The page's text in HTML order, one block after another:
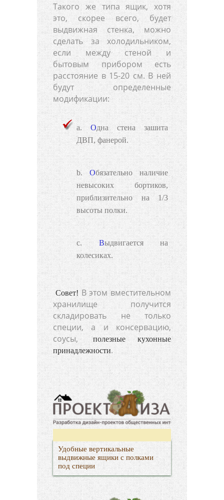
Такого же типа ящик, хотя
это, скорее всего, будет
выдвижная стенка, можно
сделать за холодильником,
если между стеной и
бытовым прибором есть
расстояние в 15-20 см. В ней
будут определенные
модификации:
Одна стена зашита
ДВП, фанерой.
Обязательно наличие
невысоких бортиков,
приблизительно на 1/3
высоты полки.
Выдвигается на
колесиках.
Совет! В этом вместительном
хранилище получится
складировать не только
специи, а и консервацию,
соусы, полезные кухонные
принадлежности.
Удобные вертикальные
выдвижные ящики с полками
под специи